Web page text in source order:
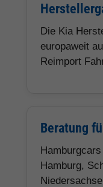
Die Kia
europaweit
Reimport
Beratung
Hamburg,